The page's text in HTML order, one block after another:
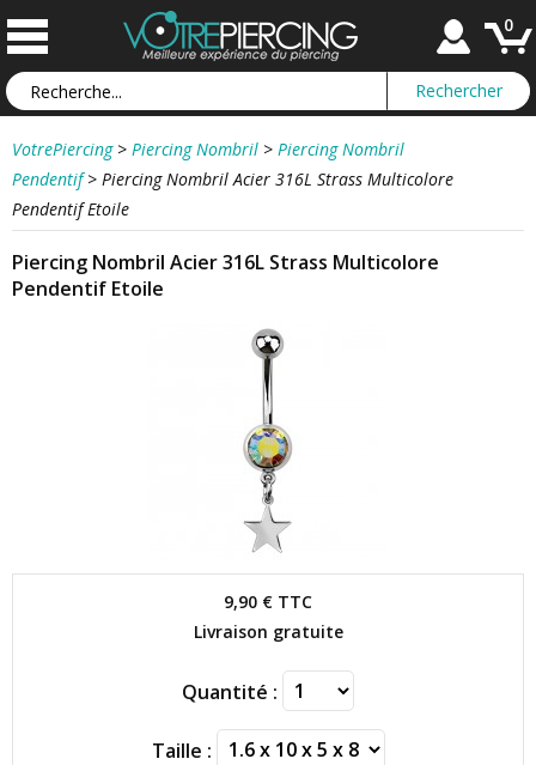
0
VotrePiercing > Piercing Nombril > Piercing Nombril
Pendentif > Piercing Nombril Acier 316L Strass Multicolore
Pendentif Etoile
Piercing Nombril Acier 316L Strass Multicolore
Pendentif Etoile
9,90 € TTC
Livraison gratuite
Quantité :
Taille :